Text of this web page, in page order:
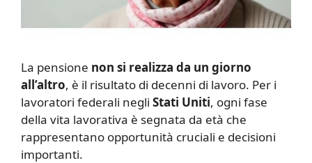
La pensione non si realizza da un giorno
all’altro, è il risultato di decenni di lavoro. Per i
lavoratori federali negli Stati Uniti, ogni fase
della vita lavorativa è segnata da età che
rappresentano opportunità cruciali e decisioni
importanti.